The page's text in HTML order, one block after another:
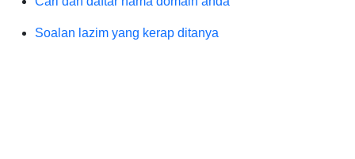
Soalan lazim yang kerap ditanya